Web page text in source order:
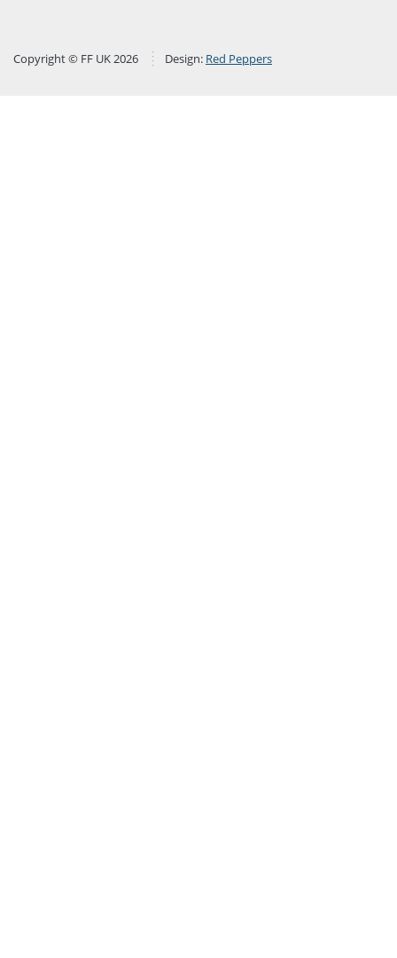
Copyright © FF UK 2026 Design: Red Peppers